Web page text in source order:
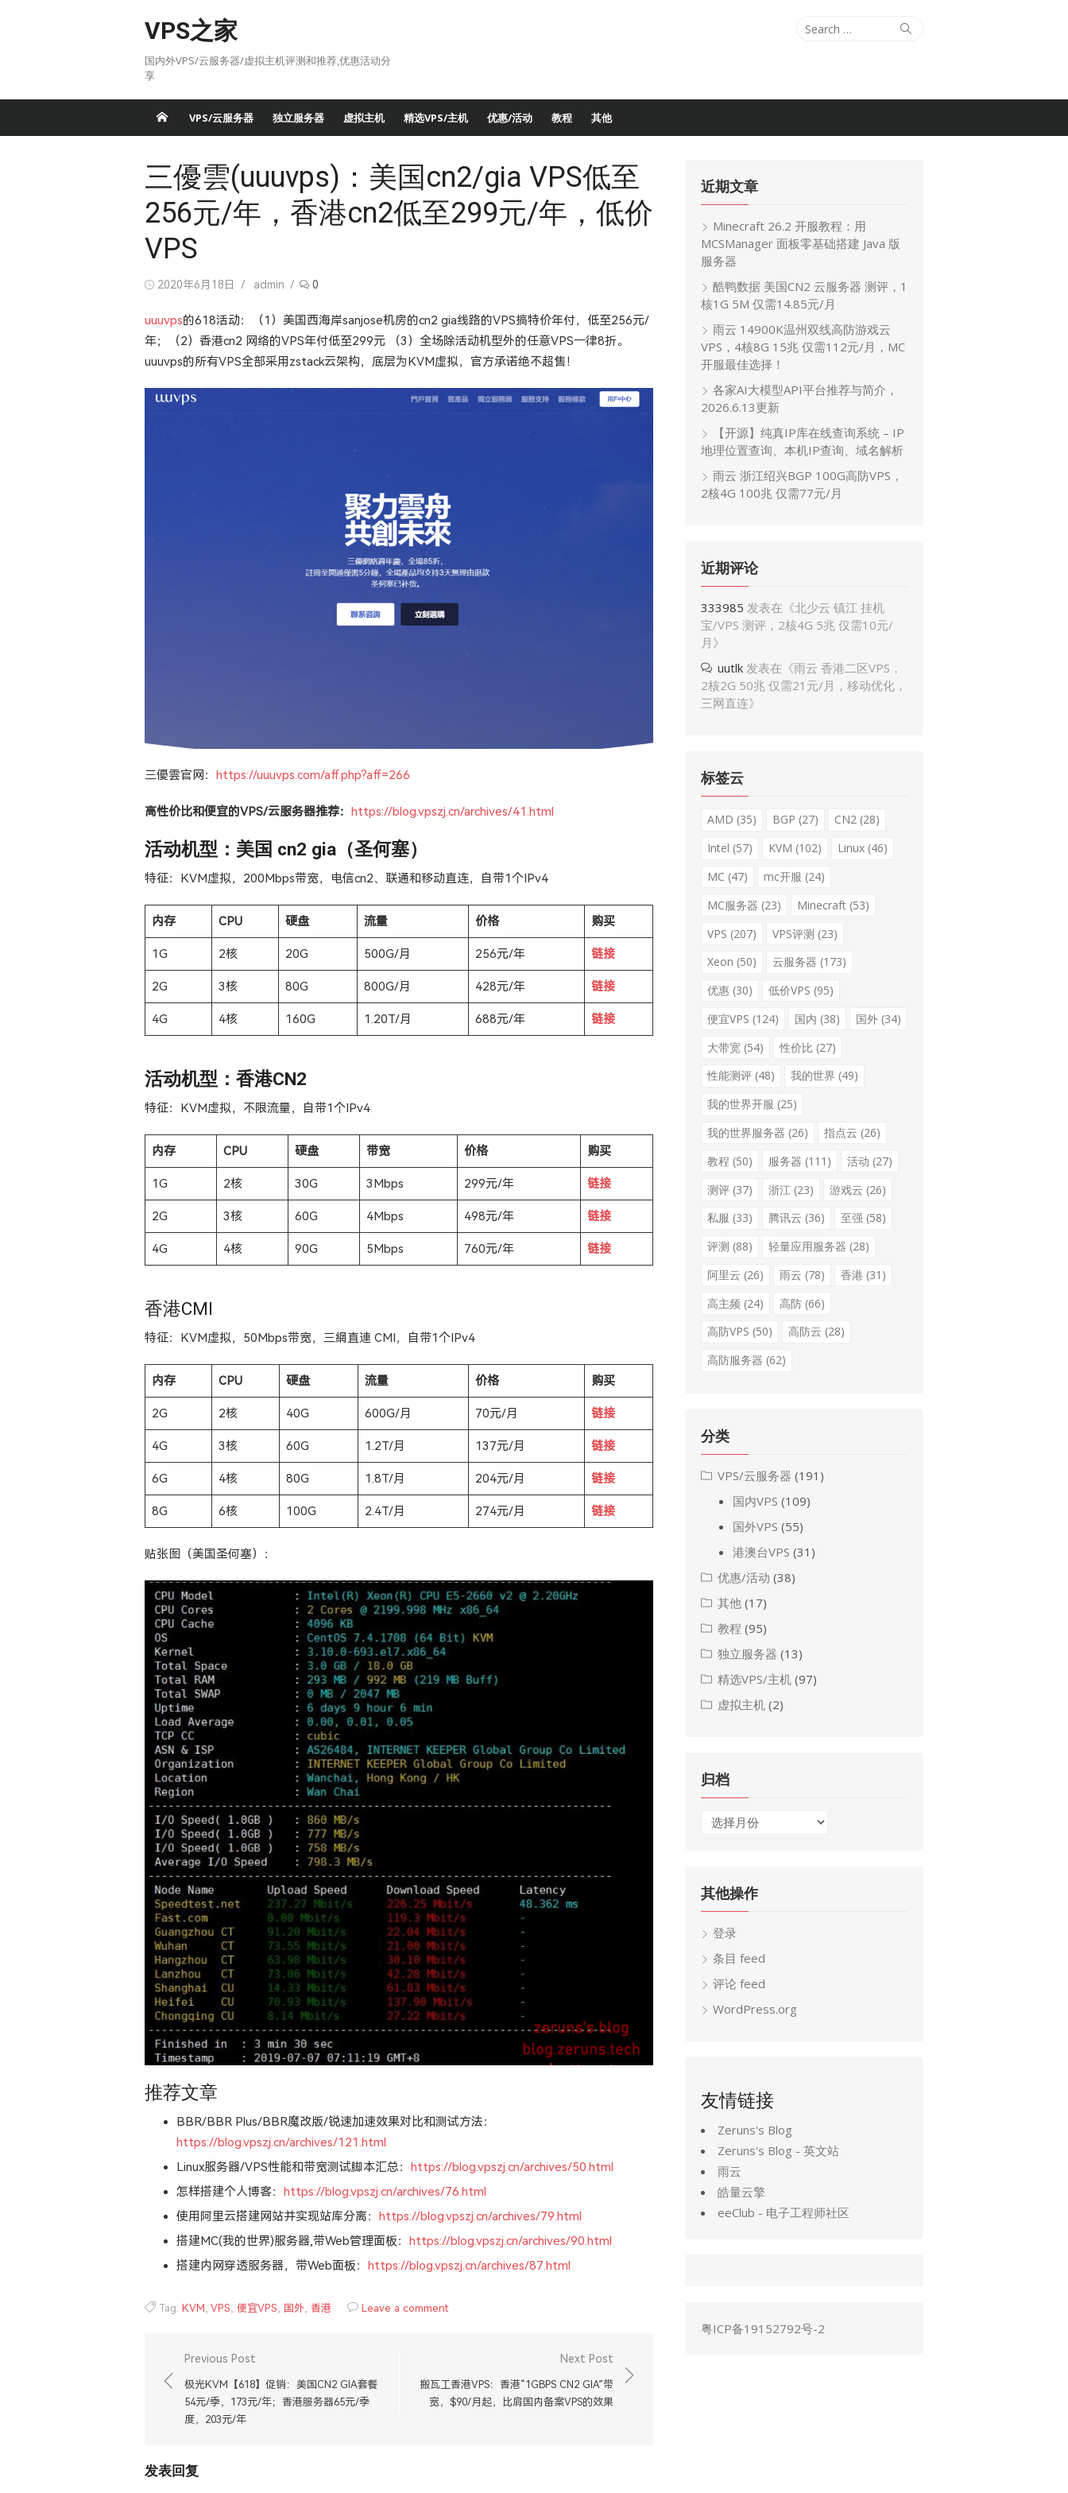
VPS之家
国内外VPS/云服务器/虚拟主机评测和推荐,优惠活动分
享
Search
Search
VPS/云服务器 独立服务器 虚拟主机 精选VPS/主机 优惠/活动 教程 其他
三優雲(uuuvps)：美国cn2/gia VPS低至
256元/年，香港cn2低至299元/年，低价
VPS
Posted
2020年6月18日 Author
admin 0
uuuvps的618活动：（1）美国西海岸sanjose机房的cn2 gia线路的VPS搞特价年付，低至256元/
年；（2）香港cn2 网络的VPS年付低至299元 （3）全场除活动机型外的任意VPS一律8折。
uuuvps的所有VPS全部采用zstack云架构，底层为KVM虚拟，官方承诺绝不超售！
三優雲官网： https://uuuvps.com/aff.php?aff=266
高性价比和便宜的VPS/云服务器推荐： https://blog.vpszj.cn/archives/41.html
活动机型：美国 cn2 gia（圣何塞）
特征：KVM虚拟，200Mbps带宽，电信cn2、联通和移动直连，自带1个IPv4
内存 CPU 硬盘 流量 价格 购买
1G 2核 20G 500G/月 256元/年 链接
2G 3核 80G 800G/月 428元/年 链接
4G 4核 160G 1.20T/月 688元/年 链接
活动机型：香港CN2
特征：KVM虚拟，不限流量，自带1个IPv4
内存 CPU 硬盘 带宽 价格 购买
1G 2核 30G 3Mbps 299元/年 链接
2G 3核 60G 4Mbps 498元/年 链接
4G 4核 90G 5Mbps 760元/年 链接
香港CMI
特征：KVM虚拟，50Mbps带宽，三網直連 CMI，自带1个IPv4
内存 CPU 硬盘 流量 价格 购买
2G 2核 40G 600G/月 70元/月 链接
4G 3核 60G 1.2T/月 137元/月 链接
6G 4核 80G 1.8T/月 204元/月 链接
8G 6核 100G 2.4T/月 274元/月 链接
贴张图（美国圣何塞）：
推荐文章
BBR/BBR Plus/BBR魔改版/锐速加速效果对比和测试方法：
https://blog.vpszj.cn/archives/121.html
Linux服务器/VPS性能和带宽测试脚本汇总： https://blog.vpszj.cn/archives/50.html
怎样搭建个人博客： https://blog.vpszj.cn/archives/76.html
使用阿里云搭建网站并实现站库分离： https://blog.vpszj.cn/archives/79.html
搭建MC(我的世界)服务器,带Web管理面板： https://blog.vpszj.cn/archives/90.html
搭建内网穿透服务器，带Web面板： https://blog.vpszj.cn/archives/87.html
Tag: KVM VPS 便宜VPS 国外 香港 Leave a comment
章
Previous Post
极光KVM【618】促销：美国CN2 GIA套餐
54元/季，173元/年；香港服务器65元/季
度，203元/年
Next Post
搬瓦工香港VPS：香港“1GBPS CN2 GIA”带
宽，$90/月起，比肩国内备案VPS的效果
发表回复
近期文章
Minecraft 26.2 开服教程：用
MCSManager 面板零基础搭建 Java 版
服务器
酷鸭数据 美国CN2 云服务器 测评，1
核1G 5M 仅需14.85元/月
雨云 14900K温州双线高防游戏云
VPS，4核8G 15兆 仅需112元/月，MC
开服最佳选择！
各家AI大模型API平台推荐与简介，
2026.6.13更新
【开源】纯真IP库在线查询系统 – IP
地理位置查询、本机IP查询、域名解析
雨云 浙江绍兴BGP 100G高防VPS，
2核4G 100兆 仅需77元/月
近期评论
333985 发表在《北少云 镇江 挂机
宝/VPS 测评，2核4G 5兆 仅需10元/
月 》
uutlk 发表在《雨云 香港二区VPS，
2核2G 50兆 仅需21元/月，移动优化，
三网直连》
标签云
AMD (35) BGP (27) CN2 (28)
Intel (57) KVM (102) Linux (46)
MC (47) mc开服 (24)
MC服务器 (23) Minecraft (53)
VPS (207) VPS评测 (23)
Xeon (50) 云服务器 (173)
优惠 (30) 低价VPS (95)
便宜VPS (124) 国内 (38) 国外 (34)
大带宽 (54) 性价比 (27)
性能测评 (48) 我的世界 (49)
我的世界开服 (25)
我的世界服务器 (26) 指点云 (26)
教程 (50) 服务器 (111) 活动 (27)
测评 (37) 浙江 (23) 游戏云 (26)
私服 (33) 腾讯云 (36) 至强 (58)
评测 (88) 轻量应用服务器 (28)
阿里云 (26) 雨云 (78) 香港 (31)
高主频 (24) 高防 (66)
高防VPS (50) 高防云 (28)
高防服务器 (62)
分类
VPS/云服务器 (191)
国内VPS (109)
国外VPS (55)
港澳台VPS (31)
优惠/活动 (38)
其他 (17)
教程 (95)
独立服务器 (13)
精选VPS/主机 (97)
虚拟主机 (2)
归档
归
其他操作
登录
条目 feed
评论 feed
WordPress.org
友情链接
Zeruns's Blog
Zeruns's Blog - 英文站
雨云
皓量云擎
eeClub - 电子工程师社区
粤ICP备19152792号-2